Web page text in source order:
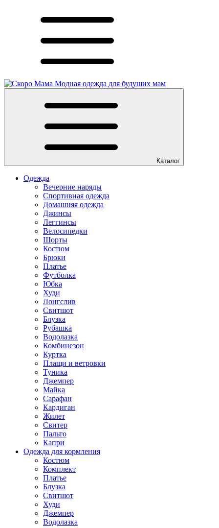
Модная одежда для будущих мам
Каталог
Одежда
Вечерние наряды
Спортивная одежда
Домашняя одежда
Джинсы
Леггинсы
Велосипедки
Шорты
Костюм
Брюки
Платье
Футболка
Юбка
Худи
Лонгслив
Свитшот
Блузка
Рубашка
Водолазка
Комбинезон
Куртка
Плащи и ветровки
Туника
Джемпер
Майка
Сарафан
Кардиган
Жилет
Свитер
Пальто
Капри
Одежда для кормления
Костюм
Комплект
Платье
Блузка
Свитшот
Худи
Джемпер
Водолазка